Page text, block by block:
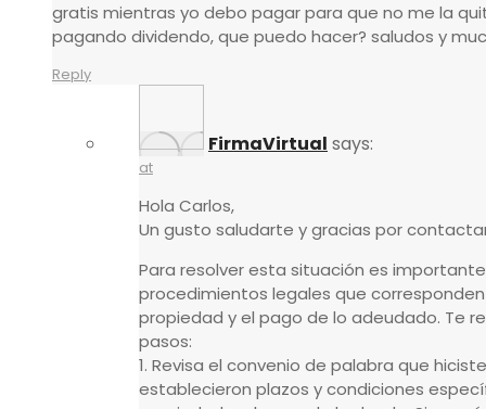
gratis mientras yo debo pagar para que no me la
pagando dividendo, que puedo hacer? saludos y
Reply
FirmaVirtual says:
at
Hola Carlos,
Un gusto saludarte y gracias por
Para resolver esta situación es
procedimientos legales que
propiedad y el pago de lo adeudado. Te
pasos:
1. Revisa el convenio de palabra que
establecieron plazos y condiciones